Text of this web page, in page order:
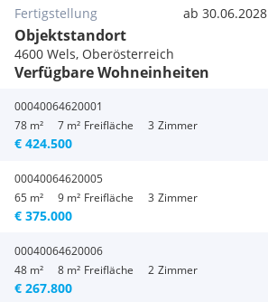
Fertigstellung
ab 30.06.2028
Objektstandort
4600 Wels, Oberösterreich
Verfügbare Wohneinheiten
00040064620001
78 m²
7 m² Freifläche
€ 424.500
3 Zimmer
00040064620005
65 m²
9 m² Freifläche
€ 375.000
3 Zimmer
00040064620006
48 m²
8 m² Freifläche
€ 267.800
2 Zimmer